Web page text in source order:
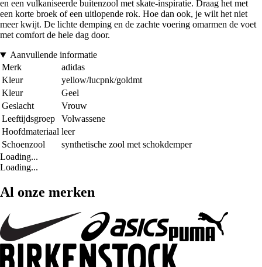
en een vulkaniseerde buitenzool met skate-inspiratie. Draag het met
een korte broek of een uitlopende rok. Hoe dan ook, je wilt het niet
meer kwijt. De lichte demping en de zachte voering omarmen de voet
met comfort de hele dag door.
Aanvullende informatie
Merk
adidas
Kleur
yellow/lucpnk/goldmt
Kleur
Geel
Geslacht
Vrouw
Leeftijdsgroep
Volwassene
Hoofdmateriaal leer
Schoenzool
synthetische zool met schokdemper
Loading...
Loading...
Al onze merken